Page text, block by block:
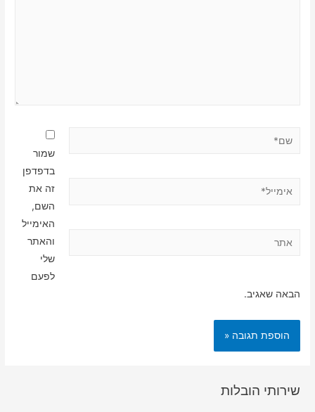
שמור
בדפדפן
זה את
השם,
האימייל
והאתר
שלי
לפעם
הבאה שאגיב.
שירותי הובלות